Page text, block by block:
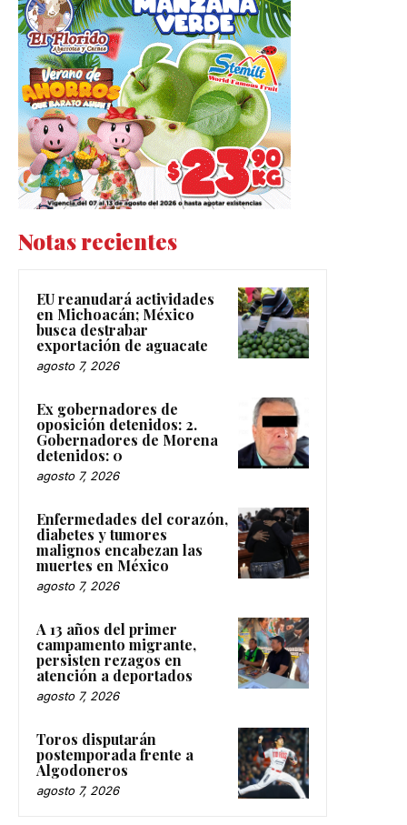
Notas recientes
EU reanudará actividades
en Michoacán; México
busca destrabar
exportación de aguacate
agosto 7, 2026
Ex gobernadores de
oposición detenidos: 2.
Gobernadores de Morena
detenidos: 0
agosto 7, 2026
Enfermedades del corazón,
diabetes y tumores
malignos encabezan las
muertes en México
agosto 7, 2026
A 13 años del primer
campamento migrante,
persisten rezagos en
atención a deportados
agosto 7, 2026
Toros disputarán
postemporada frente a
Algodoneros
agosto 7, 2026